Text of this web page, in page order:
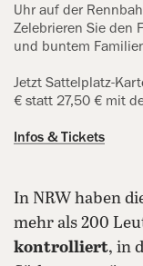
Uhr auf der
Zelebrieren Sie den
und buntem
Jetzt Sattelplatz-
€ statt 27,50 € mit
Infos & Tickets
In NRW haben
mehr als 200
kontrolliert, in